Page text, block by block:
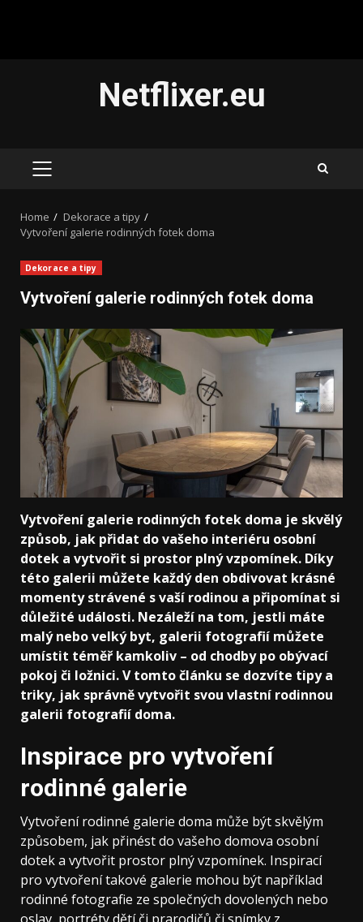
Netflixer.eu
PRIMARY
Home
Dekorace a tipy
Vytvoření galerie rodinných fotek doma
Dekorace a tipy
Vytvoření galerie rodinných fotek doma
Vytvoření galerie rodinných fotek doma je skvělý
způsob, jak přidat do vašeho interiéru osobní
dotek a vytvořit si prostor plný vzpomínek. Díky
této galerii můžete každý den obdivovat krásné
momenty strávené s vaší rodinou a připomínat si
důležité události. Nezáleží na tom, jestli máte
malý nebo velký byt, galerii fotografií můžete
umístit téměř kamkoliv – od chodby po obývací
pokoj či ložnici. V tomto článku se dozvíte tipy a
triky, jak správně vytvořit svou vlastní rodinnou
galerii fotografií doma.
Inspirace pro vytvoření
rodinné galerie
Vytvoření rodinné galerie doma může být skvělým
způsobem, jak přinést do vašeho domova osobní
dotek a vytvořit prostor plný vzpomínek. Inspirací
pro vytvoření takové galerie mohou být například
rodinné fotografie ze společných dovolených nebo